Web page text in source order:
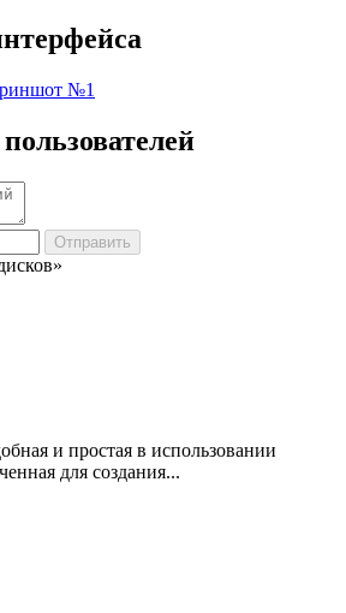
и простая в использовании
для создания...